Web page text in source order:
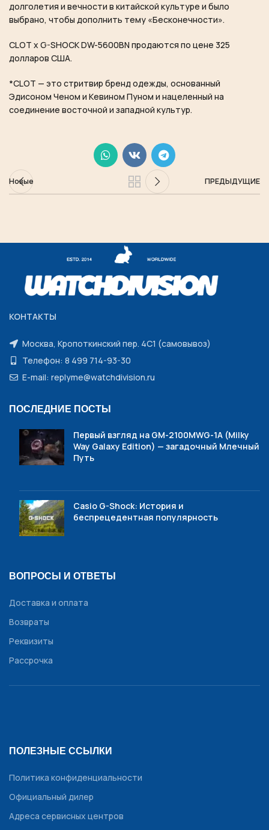
долголетия и вечности в китайской культуре и было
выбрано, чтобы дополнить тему «Бесконечности».
CLOT x G-SHOCK DW-5600BN продаются по цене 325
долларов США.
*CLOT — это стритвир бренд одежды, основанный
Эдисоном Ченом и Кевином Пуном и нацеленный на
соединение восточной и западной культур.
Новые ПРЕДЫДУЩИЕ
КОНТАКТЫ
Москва, Кропоткинский пер. 4С1 (самовывоз)
Телефон: 8 499 714-93-30
E-mail: replyme@watchdivision.ru
ПОСЛЕДНИЕ ПОСТЫ
Первый взгляд на GM-2100MWG-1A (Milky
Way Galaxy Edition) — загадочный Млечный
Путь
Casio G-Shock: История и
беспрецедентная популярность
ВОПРОСЫ И ОТВЕТЫ
Доставка и оплата
Возвраты
Реквизиты
Рассрочка
ПОЛЕЗНЫЕ ССЫЛКИ
Политика конфиденциальности
Официальный дилер
Адреса сервисных центров